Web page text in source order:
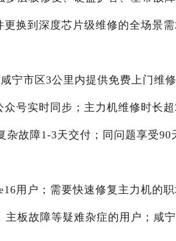
换到深度芯片级维修的全场景需
宁市区3公里内提供免费上门维
号实时同步；主力机维修时长
故障1-3天交付；同问题享受90
用户；需要快速修复主力机的
板故障等疑难杂症的用户；咸